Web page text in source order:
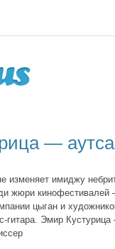
—
изменяет имиджу
жюри кинофестивалей
цыган и
гитара. Эмир